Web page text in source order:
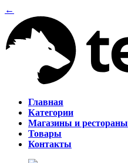
←
Главная
Категории
Магазины и рестораны
Товары
Контакты